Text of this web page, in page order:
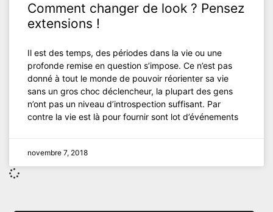
Comment changer de look ? Pensez
extensions !
Il est des temps, des périodes dans la vie ou une
profonde remise en question s’impose. Ce n’est pas
donné à tout le monde de pouvoir réorienter sa vie
sans un gros choc déclencheur, la plupart des gens
n’ont pas un niveau d’introspection suffisant. Par
contre la vie est là pour fournir sont lot d’événements
novembre 7, 2018